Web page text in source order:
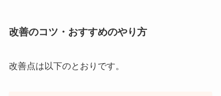
改善のコツ・おすすめのやり方
改善点は以下のとおりです。